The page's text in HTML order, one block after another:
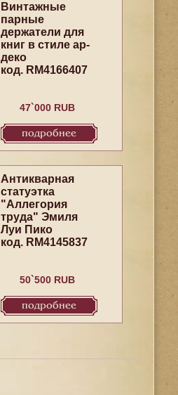
Винтажные
парные
держатели для
книг в стиле ар-
деко
код. RM4166407
47`000 RUB
подробнее
Антикварная
статуэтка
"Аллегория
труда" Эмиля
Луи Пико
код. RM4145837
50`500 RUB
подробнее